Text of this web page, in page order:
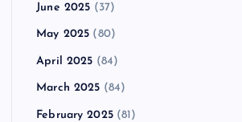
June 2025 (37)
May 2025 (80)
April 2025 (84)
March 2025 (84)
February 2025(81)